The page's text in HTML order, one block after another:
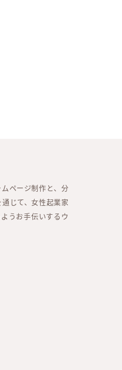
ページ制作と、分
じて、女性起業家
うお手伝いするウ